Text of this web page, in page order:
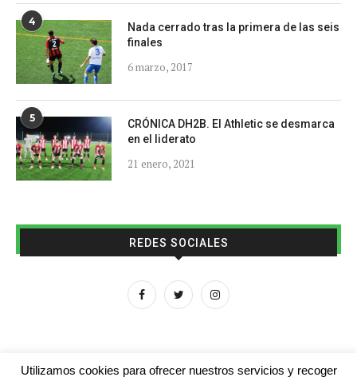
4
Nada cerrado tras la primera de las seis
finales
6 marzo, 2017
5
CRÓNICA DH2B. El Athletic se desmarca
en el liderato
21 enero, 2021
REDES SOCIALES
Utilizamos cookies para ofrecer nuestros servicios y recoger